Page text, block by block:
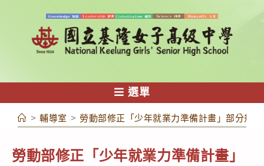
容
選單
> 輔導室 > 勞動部修正「少年就業力準備計畫」部分規定
勞動部修正「少年就業力準備計畫」